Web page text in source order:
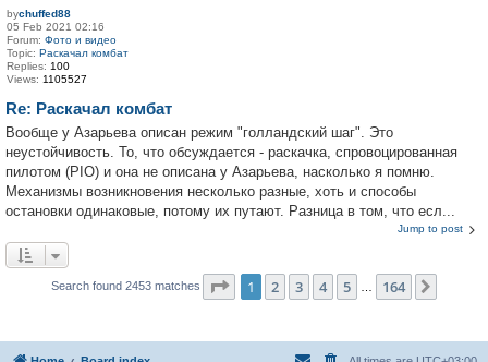
bychuffed88
05 Feb 2021 02:16
Forum: Фото и видео
Topic: Раскачал комбат
Replies: 100
Views: 1105527
Re: Раскачал комбат
Вообще у Азарьева описан режим "голландский шаг". Это
неустойчивость. То, что обсуждается - раскачка, спровоцированная
пилотом (PIO) и она не описана у Азарьева, насколько я помню.
Механизмы возникновения несколько разные, хоть и способы
остановки одинаковые, потому их путают. Разница в том, что есл...
Jump to post
Search found 2453 matches Page 1of 164
1 2 3 4 5 164